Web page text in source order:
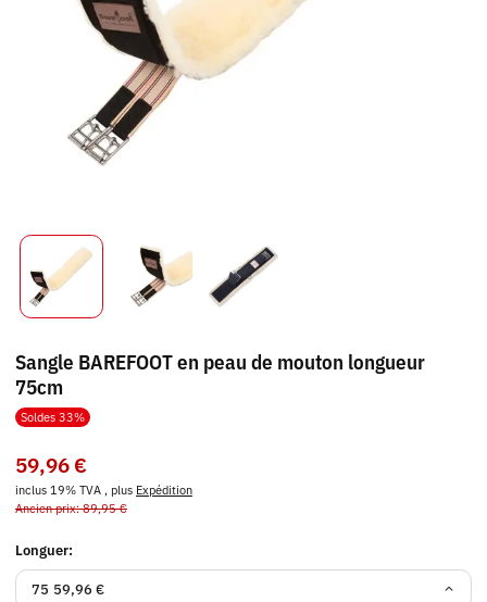
Sangle BAREFOOT en peau de mouton longueur
75cm
Soldes 33%
59,96 €
inclus 19% TVA , plus Expédition
Ancien prix: 89,95 €
Longuer:
75 59,96 €